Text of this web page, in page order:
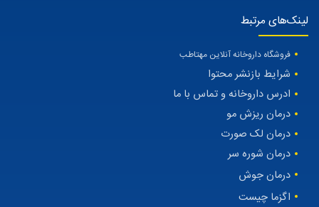
لینک‌های مرتبط
فروشگاه داروخانه آنلاین مهتاطب
شرایط بازنشر محتوا
ادرس داروخانه و تماس با ما
درمان ریزش مو
درمان لک صورت
درمان شوره سر
درمان جوش
اگزما چیست